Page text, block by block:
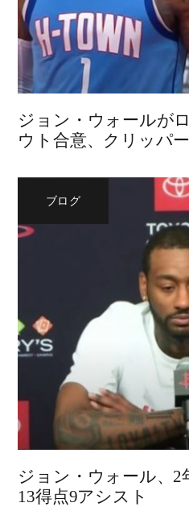
ジョン・ウォールが
ウト合意、クリッパ
ブログ
ジョン・ウォール、
13得点9アシスト